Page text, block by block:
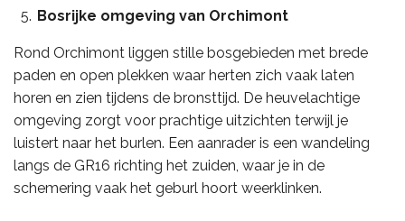
Bosrijke omgeving van Orchimont
Rond Orchimont liggen stille bosgebieden met brede
paden en open plekken waar herten zich vaak laten
horen en zien tijdens de bronsttijd. De heuvelachtige
omgeving zorgt voor prachtige uitzichten terwijl je
luistert naar het burlen. Een aanrader is een wandeling
langs de GR16 richting het zuiden, waar je in de
schemering vaak het geburl hoort weerklinken.